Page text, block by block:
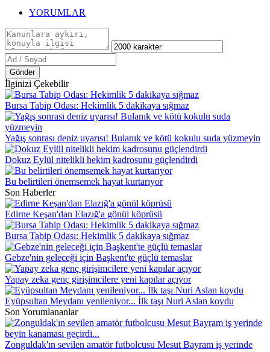
YORUMLAR
Gönder
İlginizi Çekebilir
Bursa Tabip Odası: Hekimlik 5 dakikaya sığmaz
Yağış sonrası deniz uyarısı! Bulanık ve kötü kokulu suda yüzmeyin
Dokuz Eylül nitelikli hekim kadrosunu güçlendirdi
Bu belirtileri önemsemek hayat kurtarıyor
Son Haberler
Edirne Keşan'dan Elazığ'a gönül köprüsü
Bursa Tabip Odası: Hekimlik 5 dakikaya sığmaz
Gebze'nin geleceği için Başkent'te güçlü temaslar
Yapay zeka genç girişimcilere yeni kapılar açıyor
Eyüpsultan Meydanı yenileniyor... İlk taşı Nuri Aslan koydu
Son Yorumlananlar
Zonguldak'ın sevilen amatör futbolcusu Mesut Bayram iş yerinde